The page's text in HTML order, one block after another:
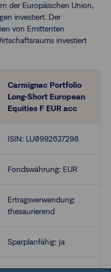
der Europäischen Union,
investiert. Der
von Emittenten
investiert
Carmignac Portfolio
Long-Short European
Equities F EUR acc
ISIN: LU0992627298
Fondswährung: EUR
Ertragsverwendung:
thesaurierend
Sparplanfähig: ja